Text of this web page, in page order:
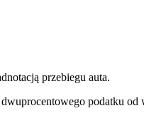
przebiegu auta.
podatku